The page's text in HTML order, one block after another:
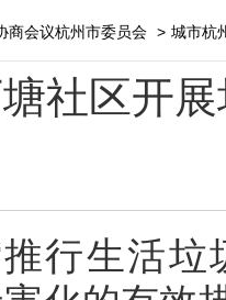
商会议杭州市委员会 > 城市杭
社区开
行生活